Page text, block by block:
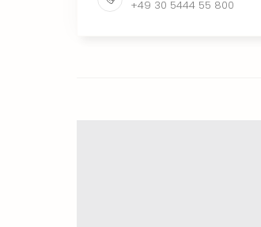
+49 30 5444 55 800